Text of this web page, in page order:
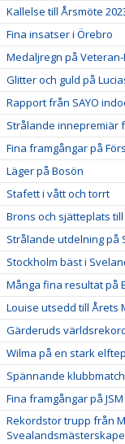
Kallelse till Årsmöte
Fina insatser i Örebro
Medaljregn på Veteran-
Glitter och guld på
Rapport från SAYO
Strålande innepremiär
Fina framgångar på
Läger på Bosön
Stafett i vått och torrt
Brons och sjätteplats
Strålande utdelning på
Stockholm bäst i
Många fina resultat på
Louise utsedd till Årets
Gärderuds
Wilma på en stark
Spännande
Fina framgångar på
Rekordstor trupp från